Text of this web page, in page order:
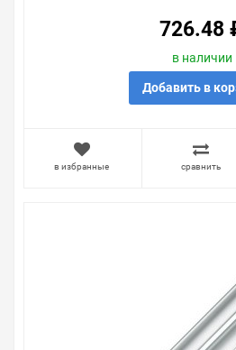
помочь, посоветовать,
из нашего ассортимента.
Свяжитесь с нами любым
наиболее удобен. С
726.48
в наличии
Добавить в
в избранные сравнить